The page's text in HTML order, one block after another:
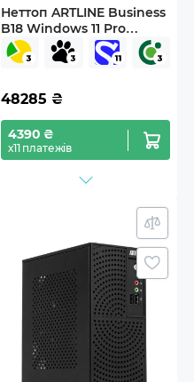
Неттоп ARTLINE Business
B18 Windows 11 Pro
(B18v07Win)
48285 ₴
4390 ₴
х11 платежів